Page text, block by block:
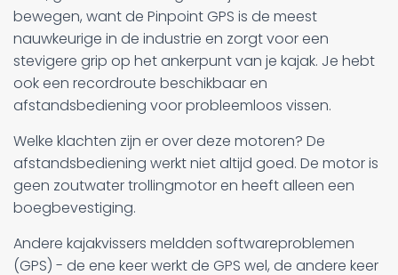
bewegen, want de Pinpoint GPS is de meest
nauwkeurige in de industrie en zorgt voor een
stevigere grip op het ankerpunt van je kajak. Je hebt
ook een recordroute beschikbaar en
afstandsbediening voor probleemloos vissen.
Welke klachten zijn er over deze motoren? De
afstandsbediening werkt niet altijd goed. De motor is
geen zoutwater trollingmotor en heeft alleen een
boegbevestiging.
Andere kajakvissers meldden softwareproblemen
(GPS) - de ene keer werkt de GPS wel, de andere keer